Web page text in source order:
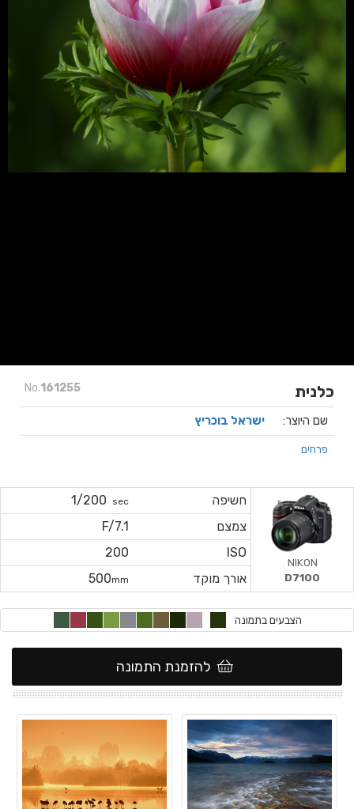
No.161255 כלנית
שם היוצר: ישראל בוכריץ
פרחים
חשיפה sec
1/200
צמצם
F/7.1
ISO
200
אורך מוקד
500mm
NIKON
D7100
הצבעים בתמונה
להזמנת התמונה